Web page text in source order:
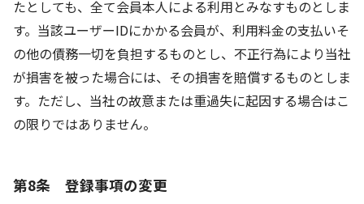
たとしても、全て会員本人による利用とみなすものとしま
す。当該ユーザーIDにかかる会員が、利用料金の支払いそ
の他の債務一切を負担するものとし、不正行為により当社
が損害を被った場合には、その損害を賠償するものとしま
す。ただし、当社の故意または重過失に起因する場合はこ
の限りではありません。
第8条 登録事項の変更